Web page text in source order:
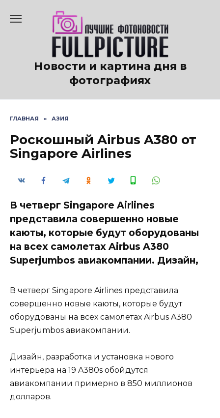
содержанию
Новости и картина дня в
фотографиях
ГЛАВНАЯ » АЗИЯ
Роскошный Airbus A380 от
Singapore Airlines
В четверг Singapore Airlines
представила совершенно новые
каюты, которые будут оборудованы
на всех самолетах Airbus A380
Superjumbos авиакомпании. Дизайн,
В четверг Singapore Airlines представила
совершенно новые каюты, которые будут
оборудованы на всех самолетах Airbus A380
Superjumbos авиакомпании.
Дизайн, разработка и установка нового
интерьера на 19 A380s обойдутся
авиакомпании примерно в 850 миллионов
долларов.